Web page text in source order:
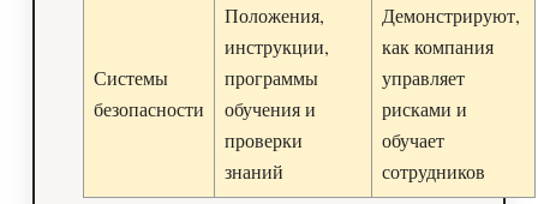
Системы
безопасности
Положения,
инструкции,
программы
обучения и
проверки
знаний
Демонстрируют,
как компания
управляет
рисками и
обучает
сотрудников